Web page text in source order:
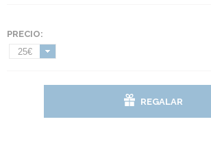
PRECIO:
25€
REGALAR